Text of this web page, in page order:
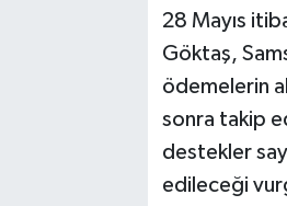
28 Mayıs
Göktaş,
ödemelerin
sonra takip
destekler
edileceği